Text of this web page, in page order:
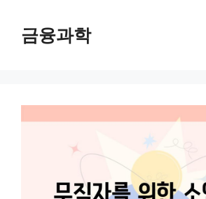
금융과학